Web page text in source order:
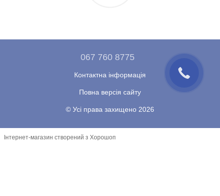
067 760 8775
Контактна інформація
Повна версія сайту
© Усі права захищено 2026
Інтернет-магазин створений з Хорошоп